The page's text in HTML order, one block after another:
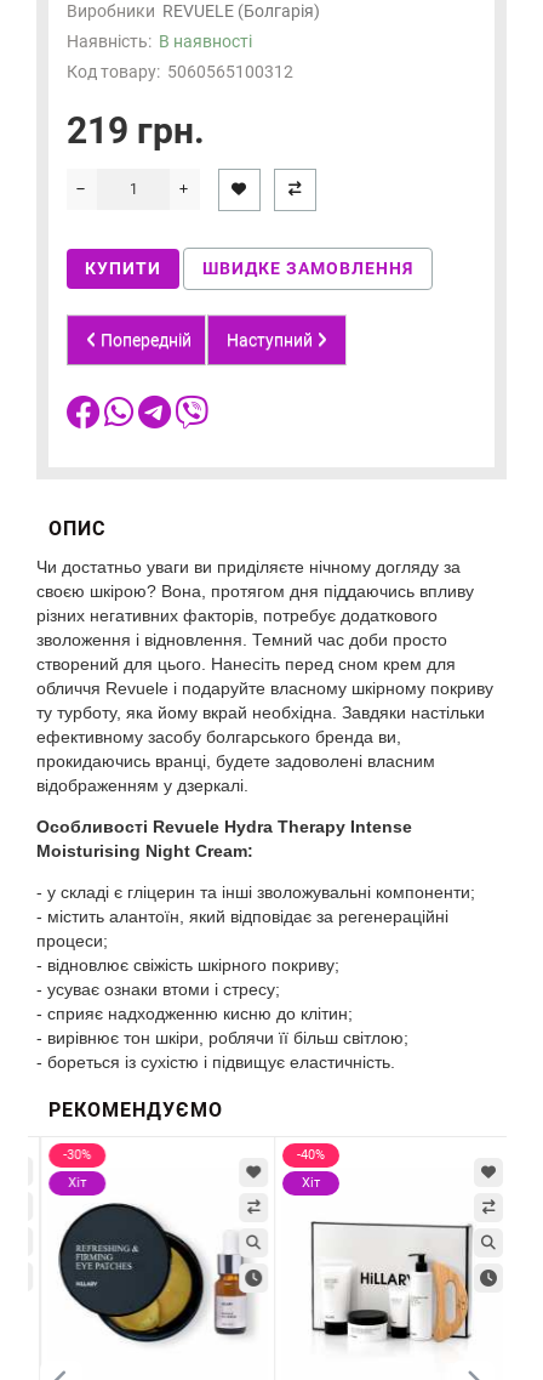
Виробники REVUELE (Болгарія)
Наявність: В наявності
Код товару: 5060565100312
219 грн.
КУПИТИ ШВИДКЕ ЗАМОВЛЕННЯ
Попередній Наступний
ОПИС
Чи достатньо уваги ви приділяєте нічному догляду за
своєю шкірою? Вона, протягом дня піддаючись впливу
різних негативних факторів, потребує додаткового
зволоження і відновлення. Темний час доби просто
створений для цього. Нанесіть перед сном крем для
обличчя Revuele і подаруйте власному шкірному покриву
ту турботу, яка йому вкрай необхідна. Завдяки настільки
ефективному засобу болгарського бренда ви,
прокидаючись вранці, будете задоволені власним
відображенням у дзеркалі.
Особливості Revuele Hydra Therapy Intense
Moisturising Night Cream:
- у складі є гліцерин та інші зволожувальні компоненти;
- містить алантоїн, який відповідає за регенераційні
процеси;
- відновлює свіжість шкірного покриву;
- усуває ознаки втоми і стресу;
- сприяє надходженню кисню до клітин;
- вирівнює тон шкіри, роблячи її більш світлою;
- бореться із сухістю і підвищує еластичність.
РЕКОМЕНДУЄМО
-30%
Хіт
-40%
Хіт